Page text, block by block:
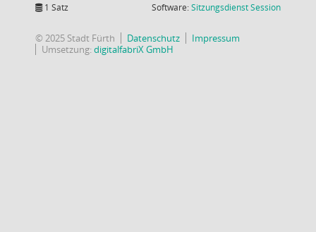
1 Satz Software:SitzungsdienstSession(Wird in
© 2025 Stadt Fürth Datenschutz
Impressum
Umsetzung:digitalfabriX GmbH